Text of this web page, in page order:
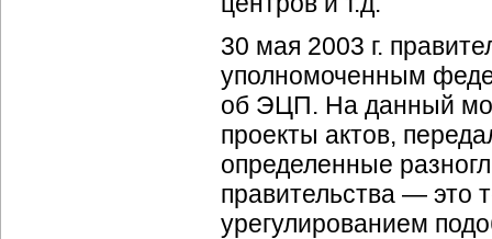
30 мая 2003 г.
уполномоченным
об ЭЦП. На данный
проекты актов,
определенные
правительства — это
урегулированием